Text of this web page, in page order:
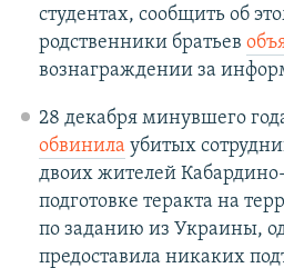
студентах, сообщить об
родственники братьев
вознаграждении за
28 декабря минувшего
обвинила убитых
двоих жителей
подготовке теракта на
по заданию из Украины,
предоставила никаких